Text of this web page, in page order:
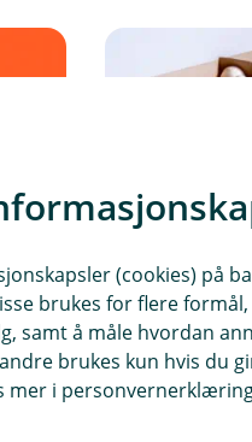
7
(cookies) på
brukes for flere
samt å måle hvordan
brukes kun hvis du
mer i